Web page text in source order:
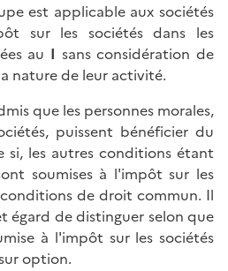
est applicable aux sociétés
sur les sociétés dans les
au I sans considération de
nature de leur activité.
que les personnes morales,
puissent bénéficier du
si, les autres conditions étant
soumises à l'impôt sur les
de droit commun. Il
égard de distinguer selon que
à l'impôt sur les sociétés
option.